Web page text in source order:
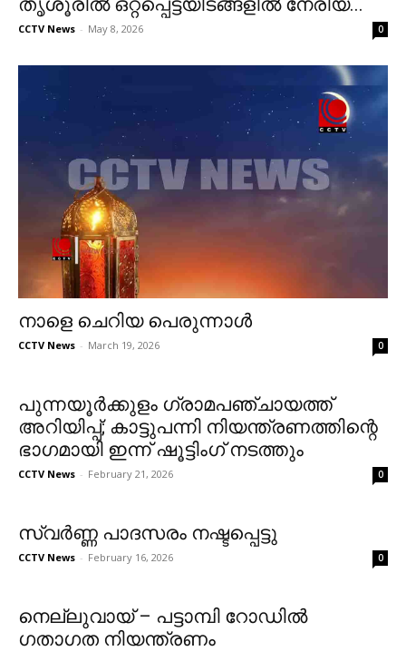
CCTV News - May 8, 2026 0
നാളെ ചെറിയ പെരുന്നാള്‍
CCTV News - March 19, 2026 0
പുന്നയൂര്‍ക്കുളം ഗ്രാമപഞ്ചായത്ത്
അറിയിപ്പ്; കാട്ടുപന്നി നിയന്ത്രണത്തിന്റെ
ഭാഗമായി ഇന്ന് ഷൂട്ടിംഗ് നടത്തും
CCTV News - February 21, 2026 0
സ്വര്‍ണ്ണ പാദസരം നഷ്ടപ്പെട്ടു
CCTV News - February 16, 2026 0
നെല്ലുവായ് – പട്ടാമ്പി റോഡില്‍
ഗതാഗത നിയന്ത്രണം